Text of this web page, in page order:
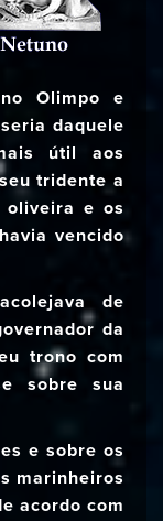
Olimpo e
daquele
útil aos
tridente a
oliveira e os
vencido
de
da
trono com
sobre sua
e sobre os
marinheiros
acordo com